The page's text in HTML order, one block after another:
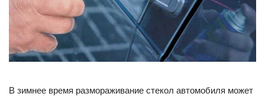
В зимнее время размораживание стекол автомобиля может